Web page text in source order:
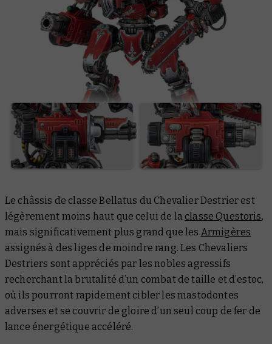
Le châssis de classe Bellatus du Chevalier Destrier est
légèrement moins haut que celui de la classe Questoris,
mais significativement plus grand que les Armigères
assignés à des liges de moindre rang. Les Chevaliers
Destriers sont appréciés par les nobles agressifs
recherchant la brutalité d’un combat de taille et d’estoc,
où ils pourront rapidement cibler les mastodontes
adverses et se couvrir de gloire d’un seul coup de fer de
lance énergétique accéléré.